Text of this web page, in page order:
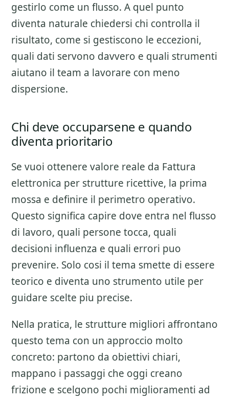
gestirlo come un flusso. A quel punto
diventa naturale chiedersi chi controlla il
risultato, come si gestiscono le eccezioni,
quali dati servono davvero e quali strumenti
aiutano il team a lavorare con meno
dispersione.
Chi deve occuparsene e quando
diventa prioritario
Se vuoi ottenere valore reale da Fattura
elettronica per strutture ricettive, la prima
mossa e definire il perimetro operativo.
Questo significa capire dove entra nel flusso
di lavoro, quali persone tocca, quali
decisioni influenza e quali errori puo
prevenire. Solo cosi il tema smette di essere
teorico e diventa uno strumento utile per
guidare scelte piu precise.
Nella pratica, le strutture migliori affrontano
questo tema con un approccio molto
concreto: partono da obiettivi chiari,
mappano i passaggi che oggi creano
frizione e scelgono pochi miglioramenti ad